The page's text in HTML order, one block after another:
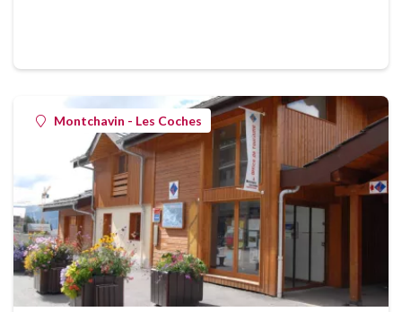
Montchavin - Les Coches